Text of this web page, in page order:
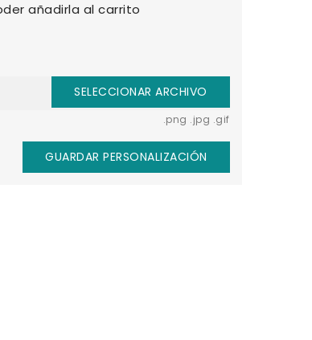
añadirla al carrito
SELECCIONAR ARCHIVO
.png .jpg .gif
GUARDAR PERSONALIZACIÓN